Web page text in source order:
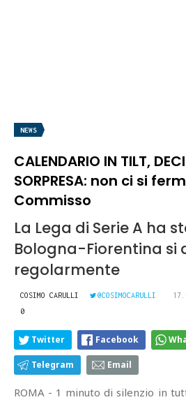
NEWS
CALENDARIO IN TILT,
SORPRESA: non ci si
Commisso
La Lega di Serie A ha
Bologna-Fiorentina si
regolarmente
COSIMO CARULLI @COSIMOCARULLI
0
Twitter Facebook
Telegram Email
ROMA - 1 minuto di silenzio in